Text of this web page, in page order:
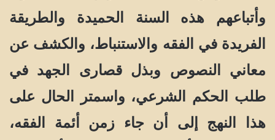
وأتباعهم هذه السنة الحميدة والطريقة
الفريدة في الفقه والاستنباط، والكشف عن
معاني النصوص وبذل قصارى الجهد في
طلب الحكم الشرعي، واسمتر الحال على
هذا النهج إلى أن جاء زمن أئمة الفقه،